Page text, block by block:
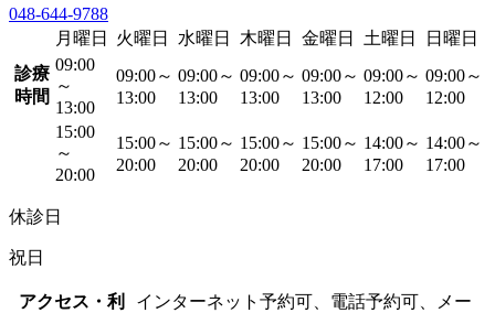
048-644-9788
月曜日
火曜日 水曜日 木曜日 金曜日 土曜日
日曜日
診療
時間
09:00
～
13:00
09:00～
13:00
09:00～
13:00
09:00～
13:00
09:00～
13:00
09:00～
12:00
09:00～
12:00
15:00
～
20:00
15:00～
20:00
15:00～
20:00
15:00～
20:00
15:00～
20:00
14:00～
17:00
14:00～
17:00
休診日
祝日
アクセス・利
インターネット予約可、電話予約可、メー